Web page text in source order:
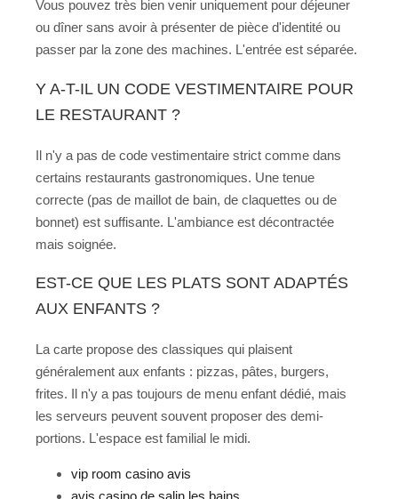
Vous pouvez très bien venir uniquement pour déjeuner
ou dîner sans avoir à présenter de pièce d'identité ou
passer par la zone des machines. L'entrée est séparée.
Y A-T-IL UN CODE VESTIMENTAIRE POUR
LE RESTAURANT ?
Il n'y a pas de code vestimentaire strict comme dans
certains restaurants gastronomiques. Une tenue
correcte (pas de maillot de bain, de claquettes ou de
bonnet) est suffisante. L'ambiance est décontractée
mais soignée.
EST-CE QUE LES PLATS SONT ADAPTÉS
AUX ENFANTS ?
La carte propose des classiques qui plaisent
généralement aux enfants : pizzas, pâtes, burgers,
frites. Il n'y a pas toujours de menu enfant dédié, mais
les serveurs peuvent souvent proposer des demi-
portions. L'espace est familial le midi.
vip room casino avis
avis casino de salin les bains